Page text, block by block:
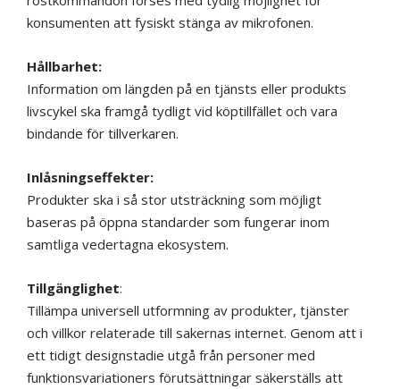
konsumenten att fysiskt stänga av mikrofonen.
Hållbarhet:
Information om längden på en tjänsts eller produkts
livscykel ska framgå tydligt vid köptillfället och vara
bindande för tillverkaren.
Inlåsningseffekter:
Produkter ska i så stor utsträckning som möjligt
baseras på öppna standarder som fungerar inom
samtliga vedertagna ekosystem.
Tillgänglighet:
Tillämpa universell utformning av produkter, tjänster
och villkor relaterade till sakernas internet. Genom att i
ett tidigt designstadie utgå från personer med
funktionsvariationers förutsättningar säkerställs att